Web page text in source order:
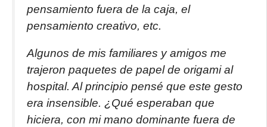
pensamiento fuera de la caja, el
pensamiento creativo, etc.
Algunos de mis familiares y amigos me
trajeron paquetes de papel de origami al
hospital. Al principio pensé que este gesto
era insensible. ¿Qué esperaban que
hiciera, con mi mano dominante fuera de